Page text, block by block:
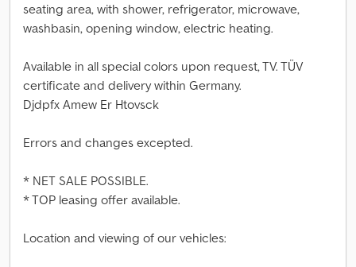
seating area, with shower, refrigerator, microwave,
washbasin, opening window, electric heating.
Available in all special colors upon request, TV. TÜV
certificate and delivery within Germany.
Djdpfx Amew Er Htovsck
Errors and changes excepted.
* NET SALE POSSIBLE.
* TOP leasing offer available.
Location and viewing of our vehicles: